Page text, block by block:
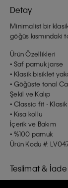
Detay
Minimalist bir
göğüs kısmındaki
Ürün Özellikleri
• Saf pamuk jarse
• Klasik bisiklet
• Göğüste tonal
Şekil ve Kalıp
• Classic fit -
• Kısa kollu
İçerik ve Bakım
• %100 pamuk
Ürün Kodu #:
Teslimat & İade